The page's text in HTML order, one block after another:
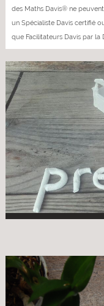
des Maths Davis® ne
un Spécialiste Davis certifié
que Facilitateurs Davis par la